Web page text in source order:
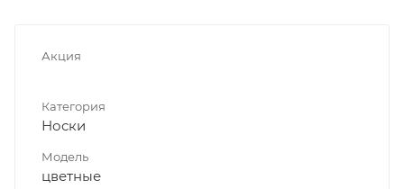
Акция
Категория
Носки
Модель
цветные